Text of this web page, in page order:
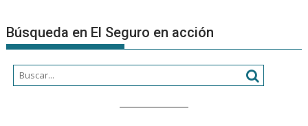
Búsqueda en El Seguro en acción